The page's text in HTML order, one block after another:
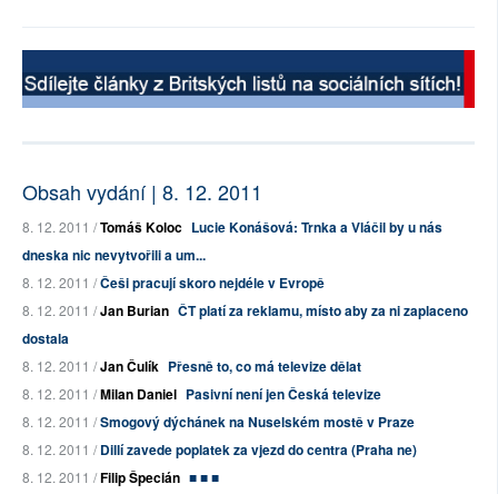
Obsah vydání | 8. 12. 2011
8. 12. 2011 /Tomáš Koloc Lucie Konášová: Trnka a Vláčil by u nás
dneska nic nevytvořili a um...
8. 12. 2011 /Češi pracují skoro nejdéle v Evropě
8. 12. 2011 /Jan Burian ČT platí za reklamu, místo aby za ni zaplaceno
dostala
8. 12. 2011 /Jan Čulík Přesně to, co má televize dělat
8. 12. 2011 /Milan Daniel Pasivní není jen Česká televize
8. 12. 2011 /Smogový dýchánek na Nuselském mostě v Praze
8. 12. 2011 /Dillí zavede poplatek za vjezd do centra (Praha ne)
8. 12. 2011 /Filip Špecián ■ ■ ■